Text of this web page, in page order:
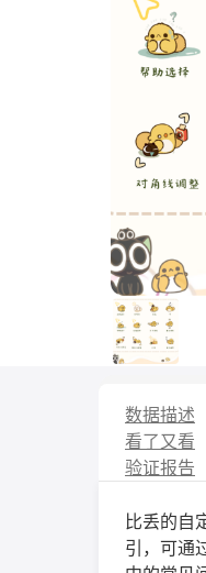
数据描述
看了又看
验证报告
比丢的自
引，可通